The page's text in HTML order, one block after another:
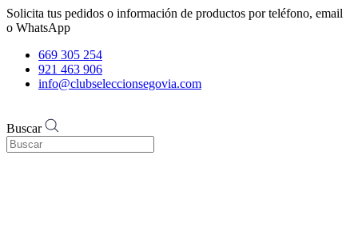
Solicita tus pedidos o información de productos por teléfono, email
o WhatsApp
669 305 254
921 463 906
info@clubseleccionsegovia.com
Buscar